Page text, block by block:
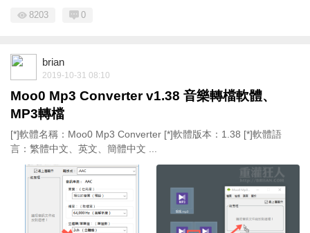
8203 0
brian
2019-10-31 08:10
Moo0 Mp3 Converter v1.38 音樂轉檔軟體、
MP3轉檔
[*]軟體名稱：Moo0 Mp3 Converter [*]軟體版本：1.38 [*]軟體語
言：繁體中文、英文、簡體中文 ...